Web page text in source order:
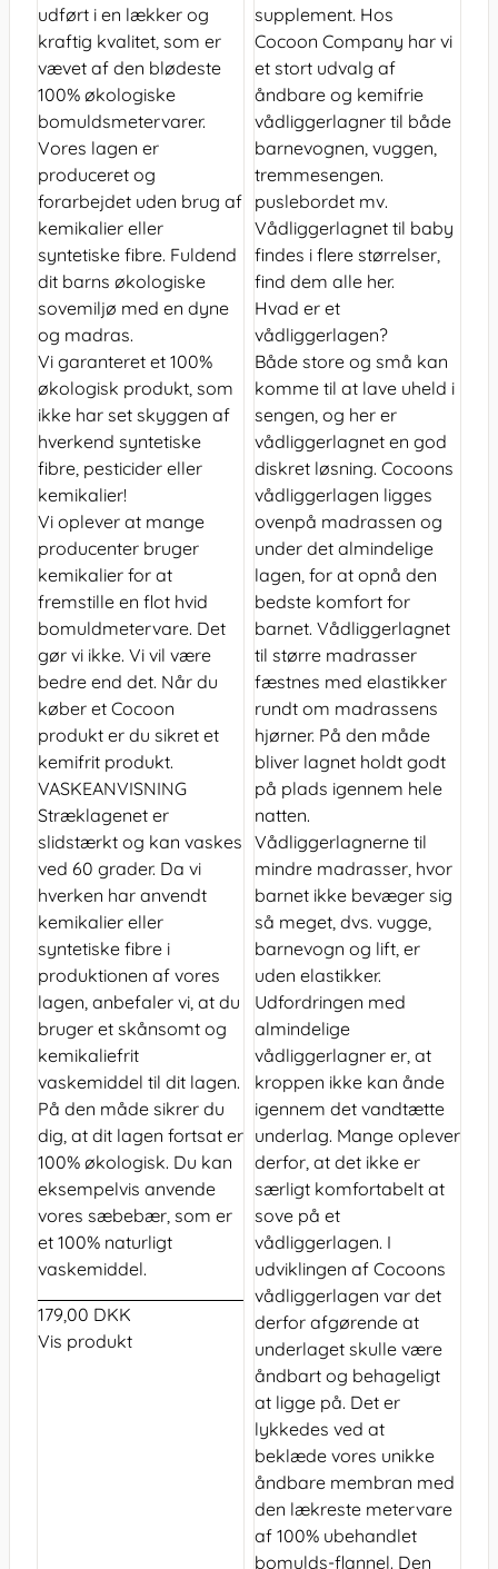
udført i en lækker og
kraftig kvalitet, som er
vævet af den blødeste
100% økologiske
bomuldsmetervarer.
Vores lagen er
produceret og
forarbejdet uden brug af
kemikalier eller
syntetiske fibre. Fuldend
dit barns økologiske
sovemiljø med en dyne
og madras.
Vi garanteret et 100%
økologisk produkt, som
ikke har set skyggen af
hverkend syntetiske
fibre, pesticider eller
kemikalier!
Vi oplever at mange
producenter bruger
kemikalier for at
fremstille en flot hvid
bomuldmetervare. Det
gør vi ikke. Vi vil være
bedre end det. Når du
køber et Cocoon
produkt er du sikret et
kemifrit produkt.
VASKEANVISNING
Stræklagenet er
slidstærkt og kan vaskes
ved 60 grader. Da vi
hverken har anvendt
kemikalier eller
syntetiske fibre i
produktionen af vores
lagen, anbefaler vi, at du
bruger et skånsomt og
kemikaliefrit
vaskemiddel til dit lagen.
På den måde sikrer du
dig, at dit lagen fortsat er
100% økologisk. Du kan
eksempelvis anvende
vores sæbebær, som er
et 100% naturligt
vaskemiddel.
179,00 DKK
Vis produkt
supplement. Hos
Cocoon Company har vi
et stort udvalg af
åndbare og kemifrie
vådliggerlagner til både
barnevognen, vuggen,
tremmesengen.
puslebordet mv.
Vådliggerlagnet til baby
findes i flere størrelser,
find dem alle her.
Hvad er et
vådliggerlagen?
Både store og små kan
komme til at lave uheld i
sengen, og her er
vådliggerlagnet en god
diskret løsning. Cocoons
vådliggerlagen ligges
ovenpå madrassen og
under det almindelige
lagen, for at opnå den
bedste komfort for
barnet. Vådliggerlagnet
til større madrasser
fæstnes med elastikker
rundt om madrassens
hjørner. På den måde
bliver lagnet holdt godt
på plads igennem hele
natten.
Vådliggerlagnerne til
mindre madrasser, hvor
barnet ikke bevæger sig
så meget, dvs. vugge,
barnevogn og lift, er
uden elastikker.
Udfordringen med
almindelige
vådliggerlagner er, at
kroppen ikke kan ånde
igennem det vandtætte
underlag. Mange oplever
derfor, at det ikke er
særligt komfortabelt at
sove på et
vådliggerlagen. I
udviklingen af Cocoons
vådliggerlagen var det
derfor afgørende at
underlaget skulle være
åndbart og behageligt
at ligge på. Det er
lykkedes ved at
beklæde vores unikke
åndbare membran med
den lækreste metervare
af 100% ubehandlet
bomulds-flannel. Den